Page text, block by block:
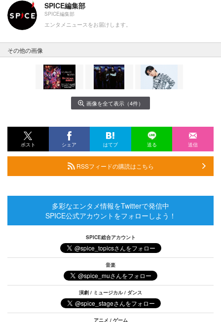
SPICE編集部
SPICE編集部
エンタメニュースをお届けします。
その他の画像
画像を全て表示（4件）
ポスト シェア はてブ 送る 送信
RSSフィードの購読はこちら
多彩なエンタメ情報をTwitterで発信中
SPICE公式アカウントをフォローしよう！
SPICE総合アカウント
音楽
演劇 / ミュージカル / ダンス
アニメ / ゲーム